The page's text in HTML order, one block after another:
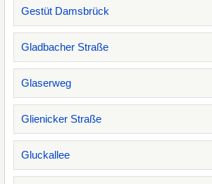
Gestüt Damsbrück
Gladbacher Straße
Glaserweg
Glienicker Straße
Gluckallee